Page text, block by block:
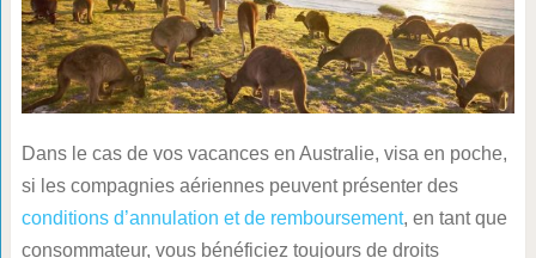
Dans le cas de vos vacances en Australie, visa en poche,
si les compagnies aériennes peuvent présenter des
conditions d’annulation et de remboursement, en tant que
consommateur, vous bénéficiez toujours de droits